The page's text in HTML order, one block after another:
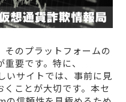
そのプラットフォームの
要です。特に、
サイトでは、事前に見
ことが大切です。本セ